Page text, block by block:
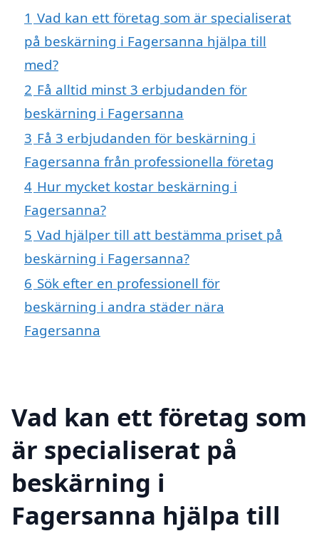
1 Vad kan ett företag som är specialiserat
på beskärning i Fagersanna hjälpa till
med?
2 Få alltid minst 3 erbjudanden för
beskärning i Fagersanna
3 Få 3 erbjudanden för beskärning i
Fagersanna från professionella företag
4 Hur mycket kostar beskärning i
Fagersanna?
5 Vad hjälper till att bestämma priset på
beskärning i Fagersanna?
6 Sök efter en professionell för
beskärning i andra städer nära
Fagersanna
Vad kan ett företag som
är specialiserat på
beskärning i
Fagersanna hjälpa till